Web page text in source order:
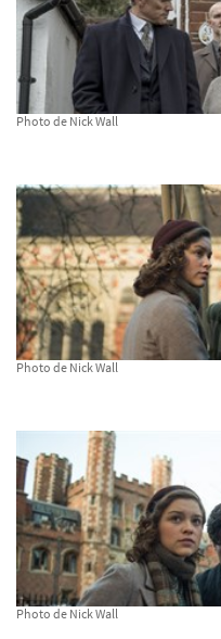
Photo de Nick Wall
Photo de Nick Wall
Photo de Nick Wall